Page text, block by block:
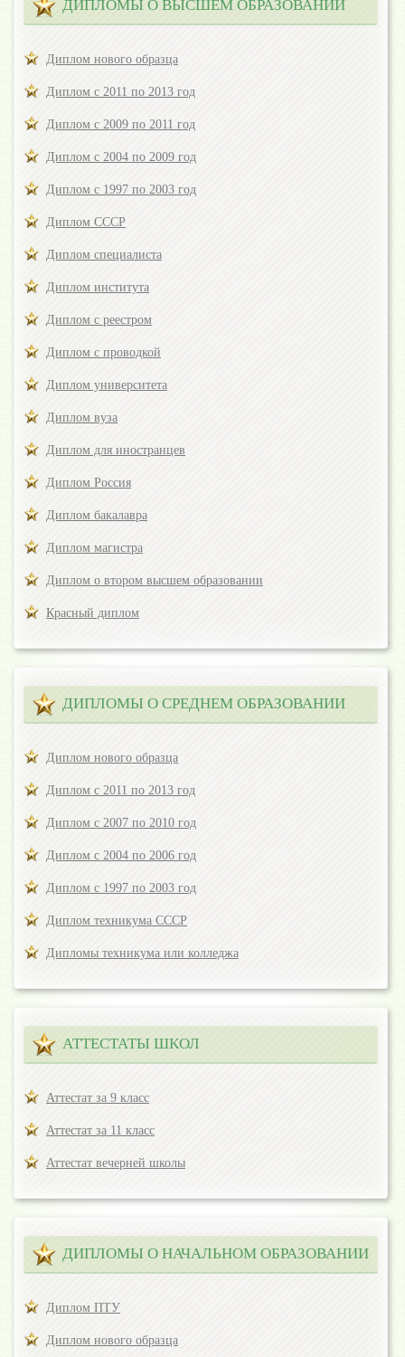
ДИПЛОМЫ О ВЫСШЕМ ОБРАЗОВАНИИ
Диплом нового образца
Диплом с 2011 по 2013 год
Диплом с 2009 по 2011 год
Диплом с 2004 по 2009 год
Диплом с 1997 по 2003 год
Диплом СССР
Диплом специалиста
Диплом института
Диплом с реестром
Диплом с проводкой
Диплом университета
Диплом вуза
Диплом для иностранцев
Диплом Россия
Диплом бакалавра
Диплом магистра
Диплом о втором высшем образовании
Красный диплом
ДИПЛОМЫ О СРЕДНЕМ ОБРАЗОВАНИИ
Диплом нового образца
Диплом с 2011 по 2013 год
Диплом с 2007 по 2010 год
Диплом с 2004 по 2006 год
Диплом с 1997 по 2003 год
Диплом техникума СССР
Дипломы техникума или колледжа
АТТЕСТАТЫ ШКОЛ
Аттестат за 9 класс
Аттестат за 11 класс
Аттестат вечерней школы
ДИПЛОМЫ О НАЧАЛЬНОМ ОБРАЗОВАНИИ
Диплом ПТУ
Диплом нового образца